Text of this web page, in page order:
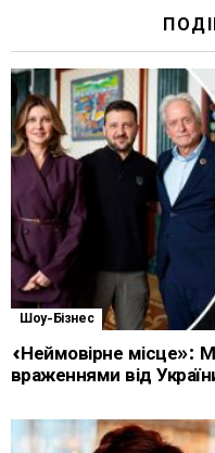
Шоу-Бізнес
«Неймовірне місце»:
враженнями від